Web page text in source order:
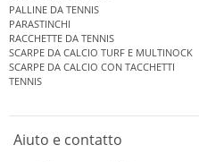
PALLINE DA TENNIS
PARASTINCHI
RACCHETTE DA TENNIS
SCARPE DA CALCIO TURF E MULTINOCK
SCARPE DA CALCIO CON TACCHETTI
TENNIS
Aiuto e contatto